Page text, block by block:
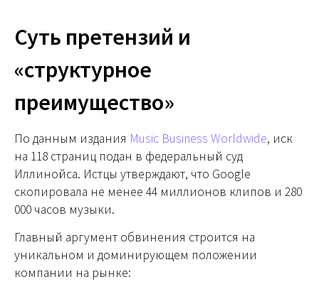
Суть претензий и
«структурное
преимущество»
По данным издания Music Business Worldwide, иск
на 118 страниц подан в федеральный суд
Иллинойса. Истцы утверждают, что Google
скопировала не менее 44 миллионов клипов и 280
000 часов музыки.
Главный аргумент обвинения строится на
уникальном и доминирующем положении
компании на рынке: